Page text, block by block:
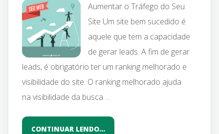
Aumentar o Tráfego do Seu
Site Um site bem sucedido é
aquele que tem a capacidade
de gerar leads. A fim de gerar
leads, é obrigatório ter um ranking melhorado e
visibilidade do site. O ranking melhorado ajuda
na visibilidade da busca ...
CONTINUAR LENDO…